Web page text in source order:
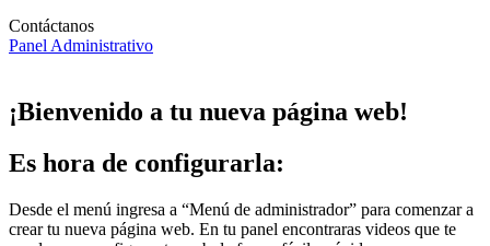
Contáctanos
Panel Administrativo
¡Bienvenido a tu nueva página web!
Es hora de configurarla:
Desde el menú ingresa a “Menú de administrador” para comenzar a
crear tu nueva página web. En tu panel encontraras videos que te